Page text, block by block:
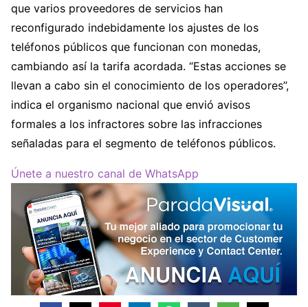
que varios proveedores de servicios han
reconfigurado indebidamente los ajustes de los
teléfonos públicos que funcionan con monedas,
cambiando así la tarifa acordada. “Estas acciones se
llevan a cabo sin el conocimiento de los operadores”,
indica el organismo nacional que envió avisos
formales a los infractores sobre las infracciones
señaladas para el segmento de teléfonos públicos.
Únete a nuestro canal de WhatsApp